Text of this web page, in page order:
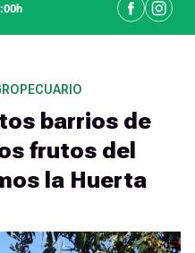
barrios de
frutos del
la Huerta